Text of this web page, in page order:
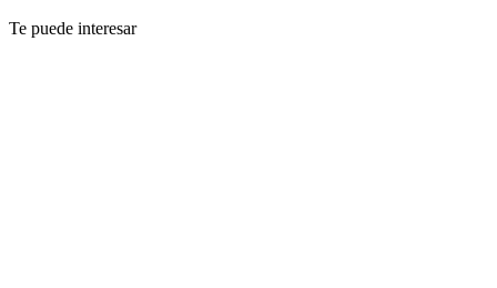
Te puede interesar